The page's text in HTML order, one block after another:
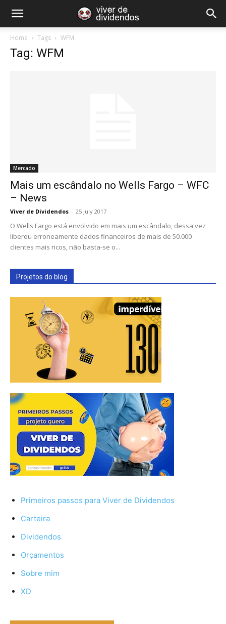
Home Tags WFM
Tag: WFM
Mercado
Mais um escândalo no Wells Fargo – WFC
– News
Viver de Dividendos - 25 July 2017
O Wells Fargo está envolvido em mais um escândalo, dessa vez
liberou erroneamente dados financeiros de mais de 50.000
clientes mais ricos, não basta-se o...
Projetos do blog
Primeiros passos para Viver de Dividendos
Carteira
Dividendos
Orçamentos
Sobre mim
XD